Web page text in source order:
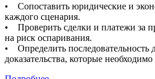
• Сопоставить юридические и
каждого сценария.
• Проверить сделки и платежи за
на риск оспаривания.
• Определить последовательность
доказательства, которые